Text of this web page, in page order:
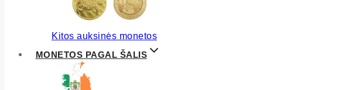
Kitos auksinės monetos
MONETOS PAGAL ŠALIS